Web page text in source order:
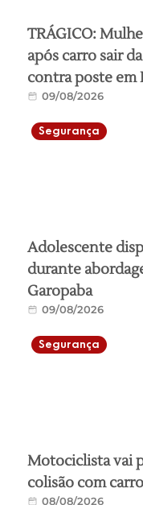
TRÁGICO:
após carro sair
contra poste em
09/08/2026
Segurança
Adolescente
durante
Garopaba
09/08/2026
Segurança
Motociclista vai
colisão com
08/08/2026